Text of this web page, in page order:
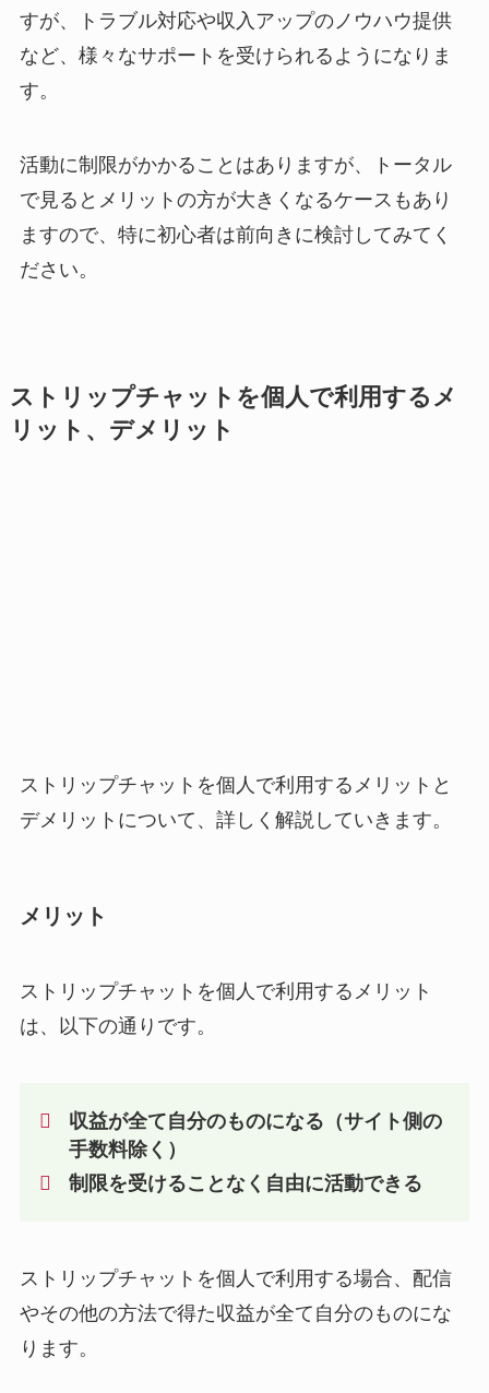
すが、トラブル対応や収入アップのノウハウ提供
など、様々なサポートを受けられるようになりま
す。
活動に制限がかかることはありますが、トータル
で見るとメリットの方が大きくなるケースもあり
ますので、特に初心者は前向きに検討してみてく
ださい。
ストリップチャットを個人で利用するメ
リット、デメリット
ストリップチャットを個人で利用するメリットと
デメリットについて、詳しく解説していきます。
メリット
ストリップチャットを個人で利用するメリット
は、以下の通りです。
収益が全て自分のものになる（サイト側の
手数料除く）
制限を受けることなく自由に活動できる
ストリップチャットを個人で利用する場合、配信
やその他の方法で得た収益が全て自分のものにな
ります。